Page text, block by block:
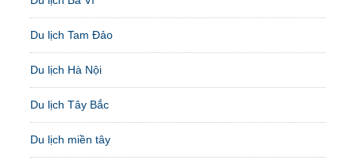
Du lịch Tam Đảo
Du lịch Hà Nội
Du lịch Tây Bắc
Du lịch miền tây